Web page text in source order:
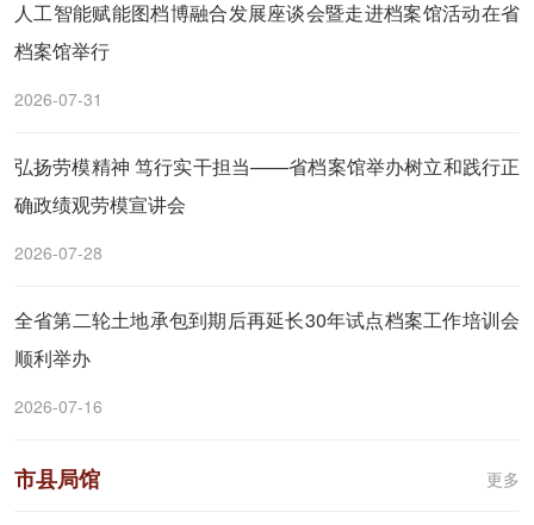
人工智能赋能图档博融合发展座谈会暨走进档案馆活动在省
档案馆举行
2026-07-31
弘扬劳模精神 笃行实干担当——省档案馆举办树立和践行正
确政绩观劳模宣讲会
2026-07-28
全省第二轮土地承包到期后再延长30年试点档案工作培训会
顺利举办
2026-07-16
市县局馆 更多